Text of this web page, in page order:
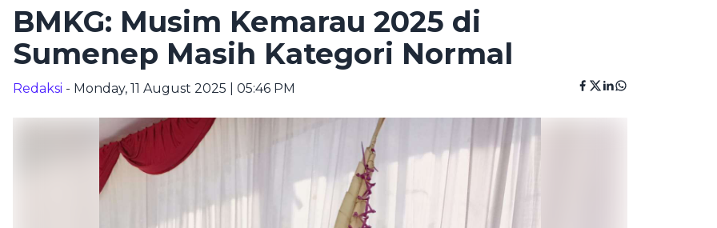
BMKG: Musim Kemarau 2025 di
Sumenep Masih Kategori Normal
Redaksi - Monday, 11 August 2025 | 05:46 PM